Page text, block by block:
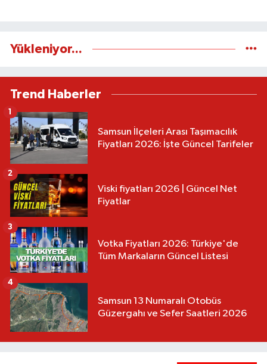
Yükleniyor...
Trend Haberler
Samsun İlçeleri Arası Taşımacılık
Fiyatları 2026: İşte Güncel Tarifeler
1
Viski fiyatları 2026 | Güncel Net
Fiyatlar
2
Votka Fiyatları 2026: Türkiye'de
Tüm Markaların Güncel Listesi
3
Samsun 13 Numaralı Otobüs
Güzergahı ve Sefer Saatleri 2026
4